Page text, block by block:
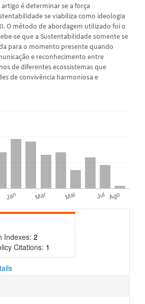
é determinar se a força
se viabiliza como ideologia
O método de abordagem utilizado foi o
se que a Sustentabilidade somente se
para o momento presente quando
e reconhecimento entre
de diferentes ecossistemas que
de convivência harmoniosa e
Indexes: 2
Citations: 1